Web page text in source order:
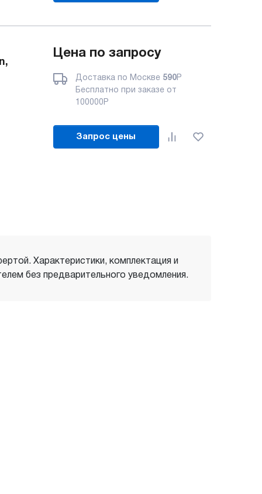
Цена по запросу
Доставка по Москве 590Р
Бесплатно при заказе от
100000 Р
Запрос цены
Характеристики, комплектация и
без предварительного уведомления.